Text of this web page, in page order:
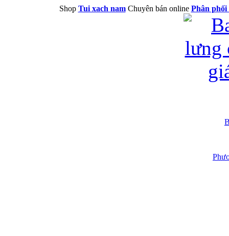
Shop Tui xach namChuyên bán online Phân phối